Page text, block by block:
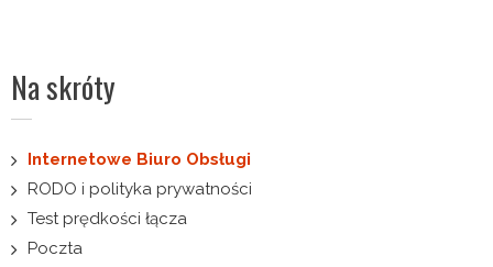
Na skróty
Internetowe Biuro Obsługi
RODO i polityka prywatności
Test prędkości łącza
Poczta